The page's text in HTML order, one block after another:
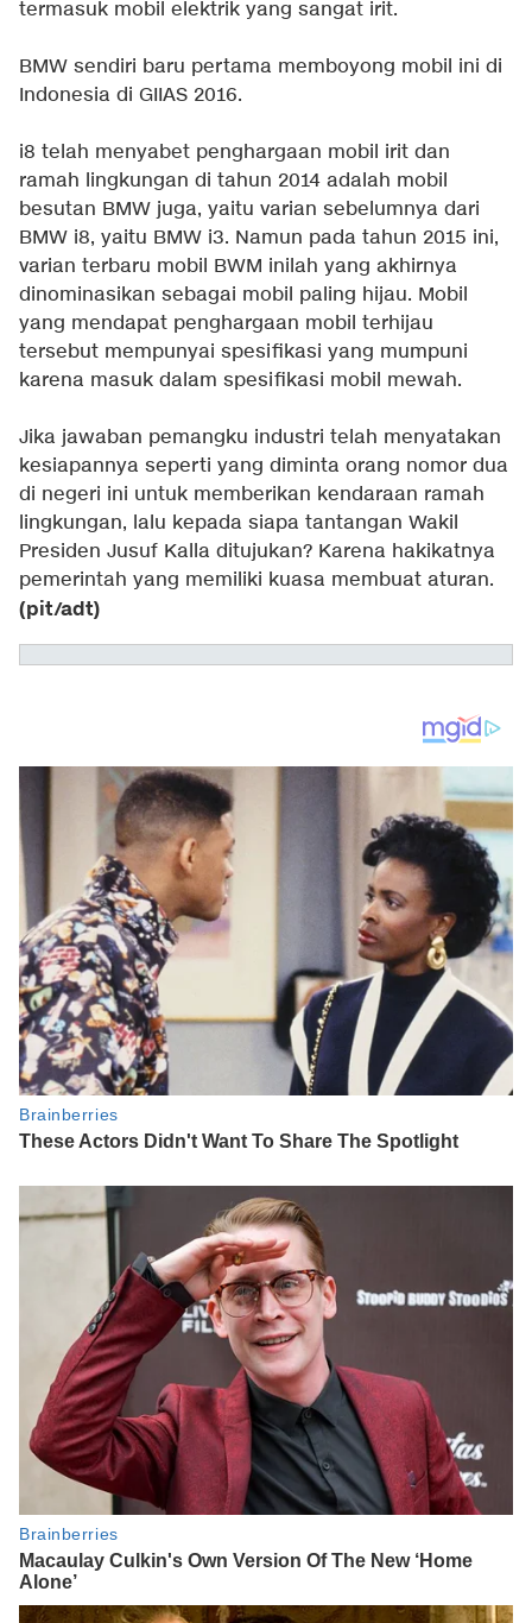
termasuk mobil elektrik yang sangat irit.
BMW sendiri baru pertama memboyong mobil ini di
Indonesia di GIIAS 2016.
i8 telah menyabet penghargaan mobil irit dan
ramah lingkungan di tahun 2014 adalah mobil
besutan BMW juga, yaitu varian sebelumnya dari
BMW i8, yaitu BMW i3. Namun pada tahun 2015 ini,
varian terbaru mobil BWM inilah yang akhirnya
dinominasikan sebagai mobil paling hijau. Mobil
yang mendapat penghargaan mobil terhijau
tersebut mempunyai spesifikasi yang mumpuni
karena masuk dalam spesifikasi mobil mewah.
Jika jawaban pemangku industri telah menyatakan
kesiapannya seperti yang diminta orang nomor dua
di negeri ini untuk memberikan kendaraan ramah
lingkungan, lalu kepada siapa tantangan Wakil
Presiden Jusuf Kalla ditujukan? Karena hakikatnya
pemerintah yang memiliki kuasa membuat aturan.
(pit/adt)